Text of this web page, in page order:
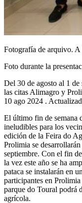
Fotografía de arquivo.
Foto durante la
Del 30 de agosto al 1
las citas Alimagro y
10 ago 2024 .
El último fin de semana
ineludibles para los
edición de la Feira do
Prolimia se
septiembre. Con el fin
la vez este año se ha
pataca se instalarán en
participantes en
parque do Toural podrá
agrícola.